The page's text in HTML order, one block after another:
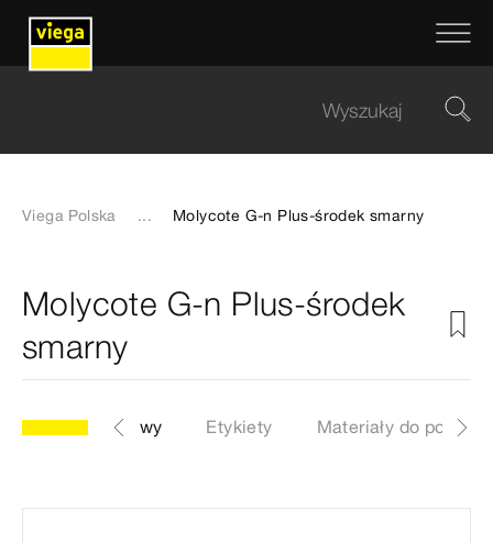
Viega Polska ... Molycote G-n Plus-środek smarny
Molycote G-n Plus-środek
smarny
Nr katalogowy Etykiety Materiały do